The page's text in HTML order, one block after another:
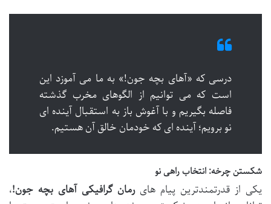
درسی که «آهای بچه جون!» به ما می آموزد این
است که می توانیم از الگوهای مخرب گذشته
فاصله بگیریم و با آغوش باز به استقبال آینده ای
نو برویم؛ آینده ای که خودمان خالق آن هستیم.
شکستن چرخه: انتخاب راهی نو
یکی از قدرتمندترین پیام هایرمان گرافیکی آهای بچه جون!،